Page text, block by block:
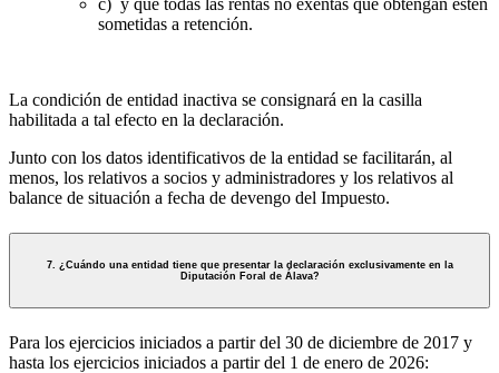
sometidas a retención.
La condición de entidad inactiva se consignará en la casilla
habilitada a tal efecto en la declaración.
Junto con los datos identificativos de la entidad se facilitarán, al
menos, los relativos a socios y administradores y los relativos al
balance de situación a fecha de devengo del Impuesto.
7. ¿Cuándo una entidad tiene que presentar la declaración exclusivamente en la
Diputación Foral de Álava?
Para los ejercicios iniciados a partir del 30 de diciembre de 2017 y
hasta los ejercicios iniciados a partir del 1 de enero de 2026: